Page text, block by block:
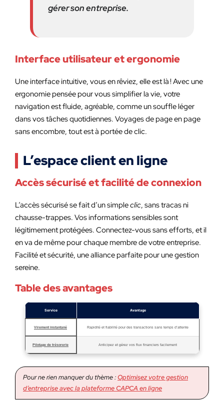
gérer son entreprise.
Interface utilisateur et ergonomie
Une interface intuitive, vous en rêviez, elle est là ! Avec une
ergonomie pensée pour vous simplifier la vie, votre
navigation est fluide, agréable, comme un souffle léger
dans vos tâches quotidiennes. Voyages de page en page
sans encombre, tout est à portée de clic.
L’espace client en ligne
Accès sécurisé et facilité de connexion
L’accès sécurisé se fait d’un simpleclic, sans tracas ni
chausse-trappes. Vos informations sensibles sont
légitimement protégées. Connectez-vous sans efforts, et il
en va de même pour chaque membre de votre entreprise.
Facilité et sécurité, une alliance parfaite pour une gestion
sereine.
Table des avantages
Service Avantage
Virement instantané Rapidité et fiabilité pour des transactions sans temps d’attente
Pilotage de trésorerie Anticipez et gérez vos flux financiers facilement
Pour ne rien manquer du thème :Optimisez votre gestion
d’entreprise avec la plateforme CAPCA en ligne